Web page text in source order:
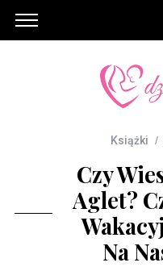
Książki
Czy
Aglet?
Na